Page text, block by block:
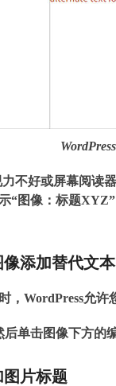
不好或屏幕阅读
“图像：标题
添加替代文本
，WordPress允许
后单击图像下方的
图片标题